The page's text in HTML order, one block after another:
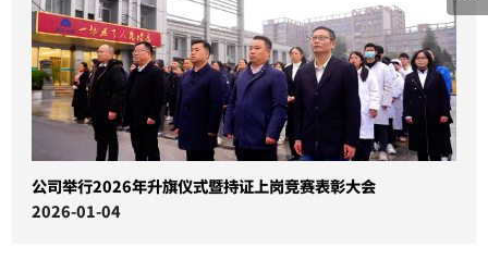
公司举行2026年升旗仪式暨持证上岗竞赛表彰大会
2026-01-04